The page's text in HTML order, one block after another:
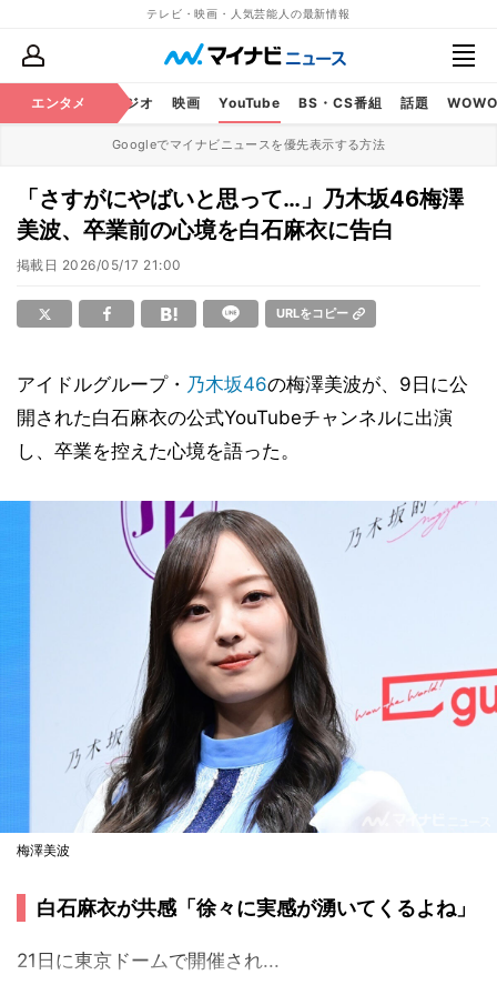
テレビ・映画・人気芸能人の最新情報
エンタメ
テレビ ラジオ 映画 YouTube BS・CS番組 話題
Googleでマイナビニュースを優先表示する方法
「さすがにやばいと思って…」乃木坂46梅澤
美波、卒業前の心境を白石麻衣に告白
掲載日 2026/05/17 21:00
URLをコピー
アイドルグループ・ 乃木坂46の梅澤美波が、9日に公
開された白石麻衣の公式YouTubeチャンネルに出演
し、卒業を控えた心境を語った。
梅澤美波
白石麻衣が共感「徐々に実感が湧いてくるよね」
21日に東京ドームで開催され...